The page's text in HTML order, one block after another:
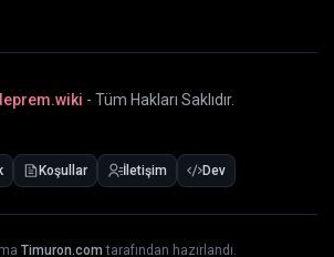
- Tüm Hakları Saklıdır.
Koşullar İletişim Dev
Timuron.com tarafından hazırlandı.